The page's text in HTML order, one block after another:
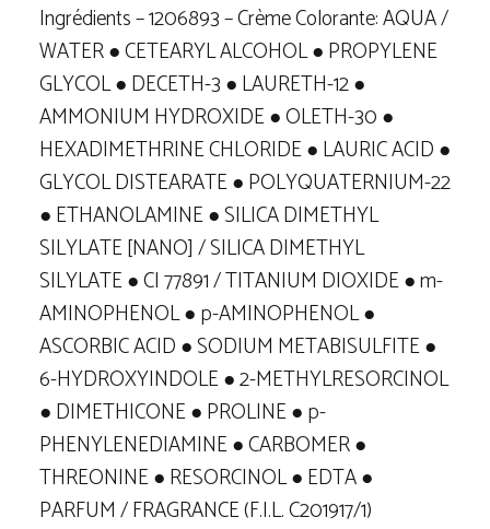
Ingrédients – 1206893 – Crème Colorante: AQUA /
WATER ● CETEARYL ALCOHOL ● PROPYLENE
GLYCOL ● DECETH-3 ● LAURETH-12 ●
AMMONIUM HYDROXIDE ● OLETH-30 ●
HEXADIMETHRINE CHLORIDE ● LAURIC ACID ●
GLYCOL DISTEARATE ● POLYQUATERNIUM-22
● ETHANOLAMINE ● SILICA DIMETHYL
SILYLATE [NANO] / SILICA DIMETHYL
SILYLATE ● CI 77891 / TITANIUM DIOXIDE ● m-
AMINOPHENOL ● p-AMINOPHENOL ●
ASCORBIC ACID ● SODIUM METABISULFITE ●
6-HYDROXYINDOLE ● 2-METHYLRESORCINOL
● DIMETHICONE ● PROLINE ● p-
PHENYLENEDIAMINE ● CARBOMER ●
THREONINE ● RESORCINOL ● EDTA ●
PARFUM / FRAGRANCE (F.I.L. C201917/1)